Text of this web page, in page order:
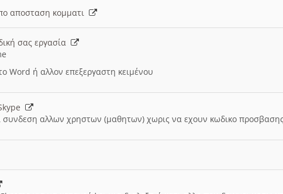
αποσταση κομματι
σας εργασία
Word ή αλλον επεξεργαστη κειμένου
συνδεση αλλων χρηστων (μαθητων) χωρις να εχουν κωδικο